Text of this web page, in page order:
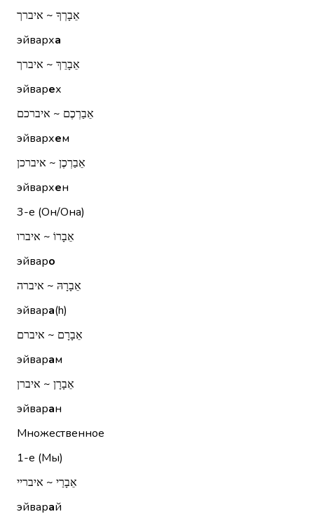
אֵבָרְךָ ~ איברך
эйварха
אֵבָרֵךְ ~ איברך
эйварех
אֵבַרְכֶם ~ איברכם
эйвархем
אֵבַרְכֶן ~ איברכן
эйвархен
3-е (Он/Она)
אֵבָרוֹ ~ איברו
эйваро
אֵבָרָהּ ~ איברה
эйвара(h)
אֵבָרָם ~ איברם
эйварам
אֵבָרָן ~ איברן
эйваран
Множественное
1-е (Мы)
אֵבָרַי ~ איבריי
эйварай